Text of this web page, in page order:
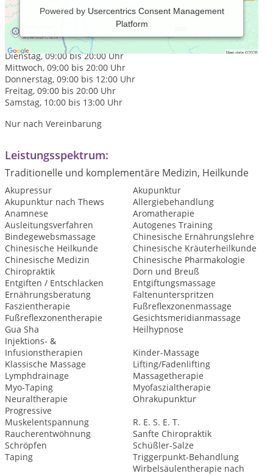
Powered by Usercentrics Consent Management
Platform
Praxiszeiten:
Montag, 09:00 bis 20:00 Uhr
Dienstag, 09:00 bis 20:00 Uhr
Mittwoch, 09:00 bis 20:00 Uhr
Donnerstag, 09:00 bis 12:00 Uhr
Freitag, 09:00 bis 20:00 Uhr
Samstag, 10:00 bis 13:00 Uhr
Nur nach Vereinbarung
Leistungsspektrum:
Traditionelle und komplementäre Medizin, Heilkunde
Akupressur
Akupunktur
Akupunktur nach Thews
Allergiebehandlung
Anamnese
Aromatherapie
Ausleitungsverfahren
Autogenes Training
Bindegewebsmassage
Chinesische Ernährungslehre
Chinesische Heilkunde
Chinesische Kräuterheilkunde
Chinesische Medizin
Chinesische Pharmakologie
Chiropraktik
Dorn und Breuß
Entgiften / Entschlacken
Entgiftungsmassage
Ernährungsberatung
Faltenunterspritzen
Faszientherapie
Fußreflexzonenmassage
Fußreflexzonentherapie
Gesichtsmeridianmassage
Gua Sha
Heilhypnose
Injektions- &
Infusionstherapien
Kinder-Massage
Klassische Massage
Lifting/Fadenlifting
Lymphdrainage
Massagetherapie
Myo-Taping
Myofaszialtherapie
Neuraltherapie
Ohrakupunktur
Progressive
Muskelentspannung
R. E. S. E. T.
Raucherentwöhnung
Sanfte Chiropraktik
Schröpfen
Schüßler-Salze
Taping
Triggerpunkt-Behandlung
Wirbelsäulentherapie nach